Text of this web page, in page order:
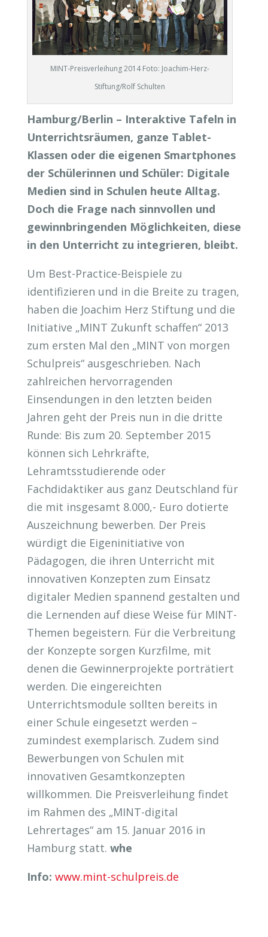
MINT-Preisverleihung 2014 Foto: Joachim-Herz-
Stiftung/Rolf Schulten
Hamburg/Berlin – Interaktive Tafeln in
Unterrichtsräumen, ganze Tablet-
Klassen oder die eigenen Smartphones
der Schülerinnen und Schüler: Digitale
Medien sind in Schulen heute Alltag.
Doch die Frage nach sinnvollen und
gewinnbringenden Möglichkeiten, diese
in den Unterricht zu integrieren, bleibt.
Um Best-Practice-Beispiele zu
identifizieren und in die Breite zu tragen,
haben die Joachim Herz Stiftung und die
Initiative „MINT Zukunft schaffen“ 2013
zum ersten Mal den „MINT von morgen
Schulpreis“ ausgeschrieben. Nach
zahlreichen hervorragenden
Einsendungen in den letzten beiden
Jahren geht der Preis nun in die dritte
Runde: Bis zum 20. September 2015
können sich Lehrkräfte,
Lehramtsstudierende oder
Fachdidaktiker aus ganz Deutschland für
die mit insgesamt 8.000,- Euro dotierte
Auszeichnung bewerben. Der Preis
würdigt die Eigeninitiative von
Pädagogen, die ihren Unterricht mit
innovativen Konzepten zum Einsatz
digitaler Medien spannend gestalten und
die Lernenden auf diese Weise für MINT-
Themen begeistern. Für die Verbreitung
der Konzepte sorgen Kurzfilme, mit
denen die Gewinnerprojekte porträtiert
werden. Die eingereichten
Unterrichtsmodule sollten bereits in
einer Schule eingesetzt werden –
zumindest exemplarisch. Zudem sind
Bewerbungen von Schulen mit
innovativen Gesamtkonzepten
willkommen. Die Preisverleihung findet
im Rahmen des „MINT-digital
Lehrertages“ am 15. Januar 2016 in
Hamburg statt. whe
Info: www.mint-schulpreis.de